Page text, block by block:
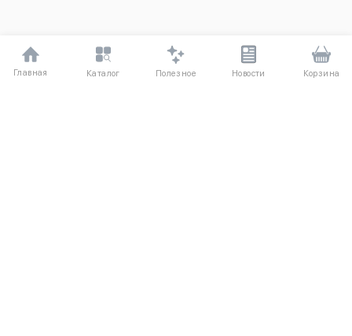
Главная Каталог Полезное Новости Корзина